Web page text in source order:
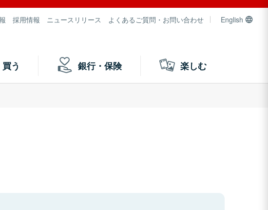
採用情報 ニュースリリース よくあるご質問・お問い合わせ English
買う 銀行・保険 楽しむ